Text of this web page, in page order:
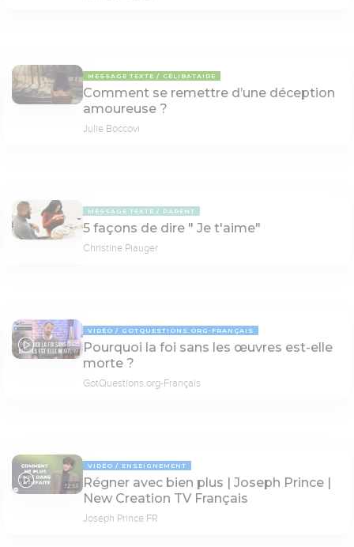
MESSAGE TEXTE CÉLIBATAIRE
Comment se remettre d’une déception
amoureuse ?
Julie Boccovi
MESSAGE TEXTE PARENT
5 façons de dire " Je t'aime"
Christine Piauger
07:59
VIDÉO GOTQUESTIONS.ORG-FRANÇAIS
Pourquoi la foi sans les œuvres est-elle
morte ?
GotQuestions.org-Français
72:53
VIDÉO ENSEIGNEMENT
Régner avec bien plus | Joseph Prince |
New Creation TV Français
Joseph Prince FR